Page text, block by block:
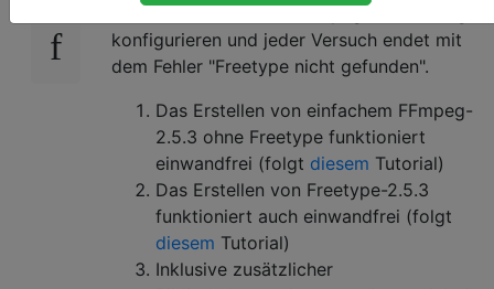
Filter). Leider kann ich ffmpeg nicht richtig
konfigurieren und jeder Versuch endet mit
dem Fehler "Freetype nicht gefunden".
Das Erstellen von einfachem FFmpeg-
2.5.3 ohne Freetype funktioniert
einwandfrei (folgt diesem Tutorial)
Das Erstellen von Freetype-2.5.3
funktioniert auch einwandfrei (folgt
diesem Tutorial)
Inklusive zusätzlicher